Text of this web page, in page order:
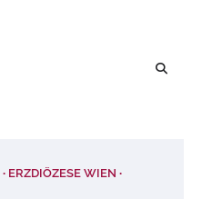
ERZDIÖZESE WIEN